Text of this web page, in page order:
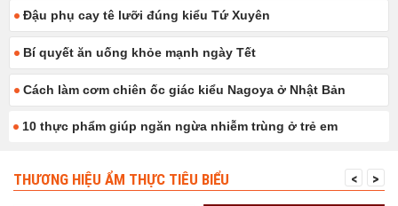
Đậu phụ cay tê lưỡi đúng kiểu Tứ Xuyên
Bí quyết ăn uống khỏe mạnh ngày Tết
Cách làm cơm chiên ốc giác kiểu Nagoya ở Nhật Bản
10 thực phẩm giúp ngăn ngừa nhiễm trùng ở trẻ em
THƯƠNG HIỆU ẨM THỰC TIÊU BIỂU < >